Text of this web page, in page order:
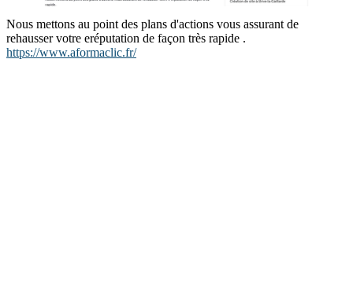
Nous mettons au point des plans d'actions vous assurant de
rehausser votre eréputation de façon très rapide .
https://www.aformaclic.fr/